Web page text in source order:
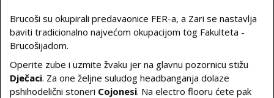
Brucoši su okupirali predavaonice FER-a, a Zari se nastavlja
baviti tradicionalno najvećom okupacijom tog Fakulteta -
Brucošijadom.
Operite zube i uzmite žvaku jer na glavnu pozornicu stižu
Dječaci. Za one željne suludog headbanganja dolaze
pshihodelični stoneri Cojonesi. Na electro flooru ćete pak